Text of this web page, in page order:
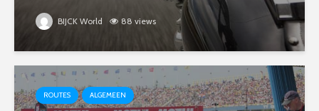
BIJCK World 88 views
ROUTES ALGEMEEN